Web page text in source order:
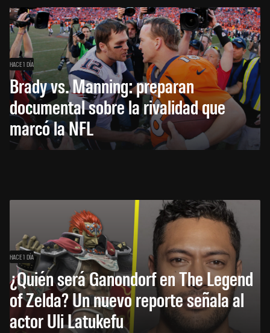
HACE 1 DÍA
Brady vs. Manning: preparan
documental sobre la rivalidad que
marcó la NFL
HACE 1 DÍA
¿Quién será Ganondorf en The Legend
of Zelda? Un nuevo reporte señala al
actor Uli Latukefu